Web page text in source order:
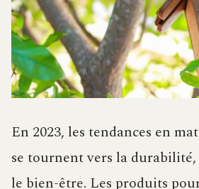
En 2023, les tendances en
se tournent vers la
le bien-être. Les produits